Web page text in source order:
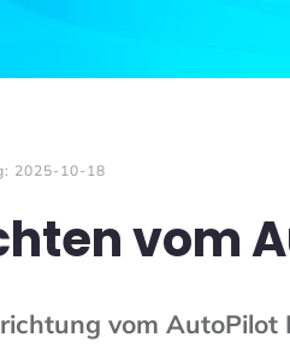
2025-10-18
vom
vom